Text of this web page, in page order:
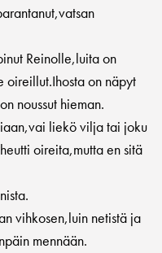
Reinolle,luita on
oireillut.Ihosta on näpyt
noussut hieman.
liekö vilja tai joku
oireita,mutta en sitä
vihkosen,luin netistä ja
mennään.